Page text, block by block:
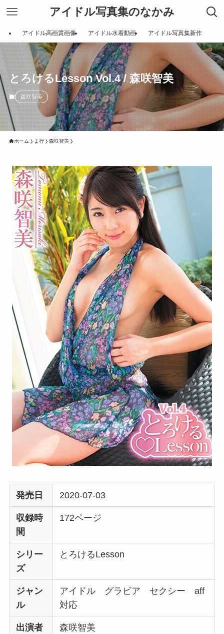
アイドル写真集のなかみ
アイドル高画質画像 アイドル水着動画 アイドル写真集新作
とろけるLesson Vol.4 / 森咲智美
森咲智美
ホーム ま行 森咲智美
発売日 2020-07-03
収録時
間
172ページ
シリー
ズ
とろけるLesson
ジャン
ル
アイドル グラビア セクシー aff
対応
出演者 森咲智美